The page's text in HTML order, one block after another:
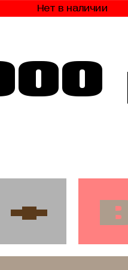
Нет в наличии
+